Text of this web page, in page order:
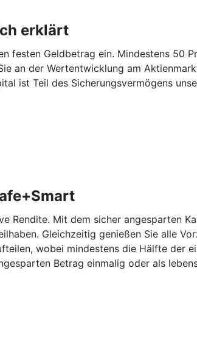
erklärt
festen Geldbetrag ein. Mindestens 50
an der Wertentwicklung am
ist Teil des Sicherungsvermögens
Rendite. Mit dem sicher angesparten
Gleichzeitig genießen Sie alle
wobei mindestens die Hälfte der
Betrag einmalig oder als